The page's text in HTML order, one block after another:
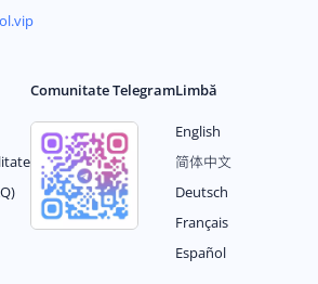
Comunitate TelegramLimbă
English
简体中文
Deutsch
Français
Español